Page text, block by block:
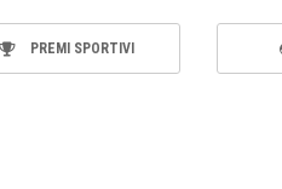
PREMI SPORTIVI